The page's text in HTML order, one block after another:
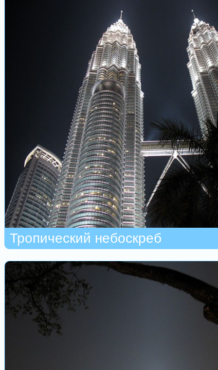
Тропический небоскреб